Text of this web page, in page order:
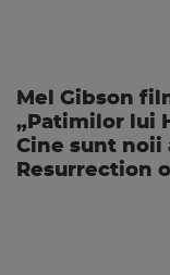
Mel Gibson
„Patimilor lui
Cine sunt noii
Resurrection